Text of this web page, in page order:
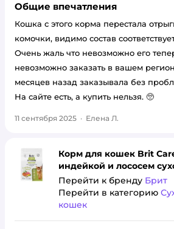
Общие впечатления
Кошка с этого корма перестала
комочки, видимо состав
Очень жаль что невозможно его
невозможно заказать в вашем
месяцев назад заказывала без
На сайте есть, а купить нельзя. 🥺
11 сентября 2025 · Елена Л.
Корм для кошек Brit
индейкой и лососем
Перейти к бренду Брит
Перейти в категорию
кошек